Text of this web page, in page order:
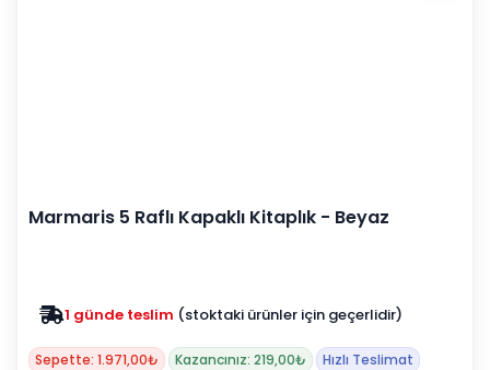
Marmaris 5 Raflı Kapaklı Kitaplık - Beyaz
1 günde teslim (stoktaki ürünler için geçerlidir)
Sepette: 1.971,00₺ Kazancınız: 219,00₺ Hızlı Teslimat